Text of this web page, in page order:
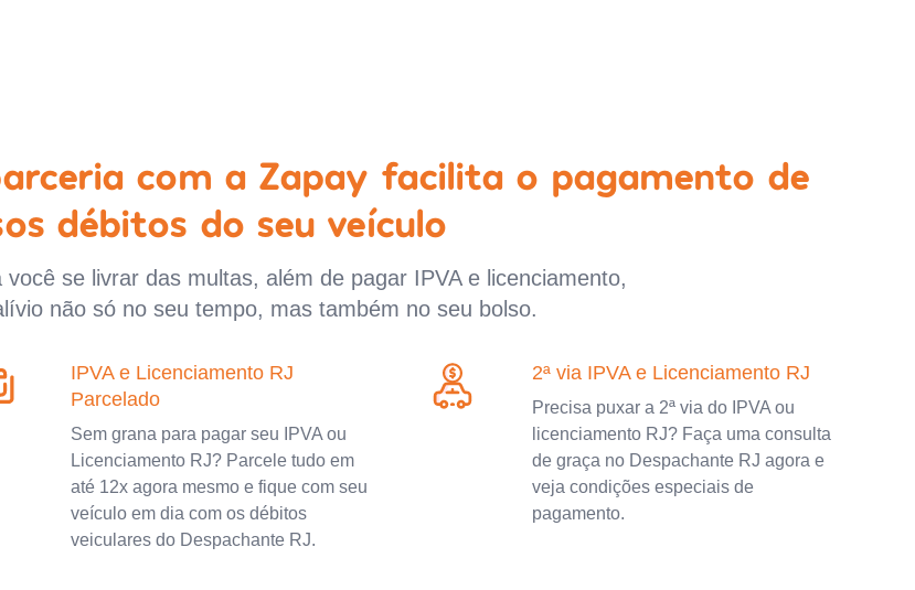
com a Zapay facilita o pagamento de
débitos do seu veículo
se livrar das multas, além de pagar IPVA e licenciamento,
não só no seu tempo, mas também no seu bolso.
IPVA e Licenciamento RJ
Parcelado
Sem grana para pagar seu IPVA ou
Licenciamento RJ? Parcele tudo em
até 12x agora mesmo e fique com seu
veículo em dia com os débitos
veiculares do Despachante RJ.
2ª via IPVA e Licenciamento RJ
Precisa puxar a 2ª via do IPVA ou
licenciamento RJ? Faça uma consulta
de graça no Despachante RJ agora e
veja condições especiais de
pagamento.